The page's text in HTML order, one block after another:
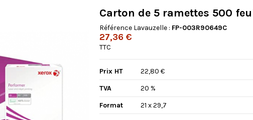
Carton de 5 ramettes 500
Référence Lavauzelle : FP-003R90649C
27,36 €
TTC
Prix HT
22,80 €
TVA
20 %
Format
21 x 29,7